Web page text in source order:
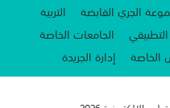
الجري القابضة
التربية
التطبيقي
الجامعات الخاصة
الخاصة إدارة الجريدة